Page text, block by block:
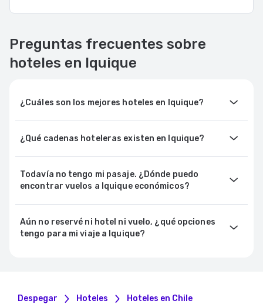
Preguntas frecuentes sobre
hoteles en Iquique
¿Cuáles son los mejores hoteles en Iquique?
¿Qué cadenas hoteleras existen en Iquique?
Todavía no tengo mi pasaje. ¿Dónde puedo
encontrar vuelos a Iquique económicos?
Aún no reservé ni hotel ni vuelo, ¿qué opciones
tengo para mi viaje a Iquique?
Despegar Hoteles
Hoteles en Chile